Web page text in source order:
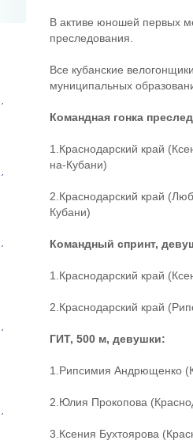
В активе юношей первых
преследования.
Все кубанские
муниципальных
Командная гонка
1.Краснодарский край
на-Кубани)
2.Краснодарский край
Кубани)
Командный спринт,
1.Краснодарский край
2.Краснодарский край
ГИТ, 500 м, девушки:
1.Рипсимия Андрющенко
2.Юлия Прокопова
3.Ксения Бухтоярова